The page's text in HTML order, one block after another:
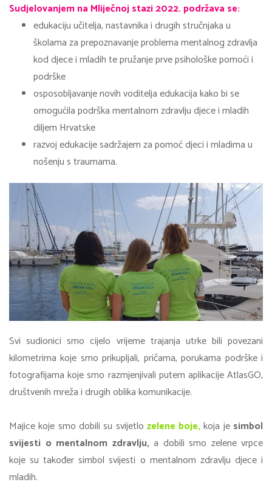
Sudjelovanjem na Mliječnoj stazi 2022. podržava se:
edukaciju učitelja, nastavnika i drugih stručnjaka u
školama za prepoznavanje problema mentalnog zdravlja
kod djece i mladih te pružanje prve psihološke pomoći i
podrške
osposobljavanje novih voditelja edukacija kako bi se
omogućila podrška mentalnom zdravlju djece i mladih
diljem Hrvatske
razvoj edukacije sadržajem za pomoć djeci i mladima u
nošenju s traumama.
Svi sudionici smo cijelo vrijeme trajanja utrke bili povezani
kilometrima koje smo prikupljali, pričama, porukama podrške i
fotografijama koje smo razmjenjivali putem aplikacije AtlasGO,
društvenih mreža i drugih oblika komunikacije.
Majice koje smo dobili su svijetlo zelene boje, koja je simbol
svijesti o mentalnom zdravlju, a dobili smo zelene vrpce
koje su također simbol svijesti o mentalnom zdravlju djece i
mladih.